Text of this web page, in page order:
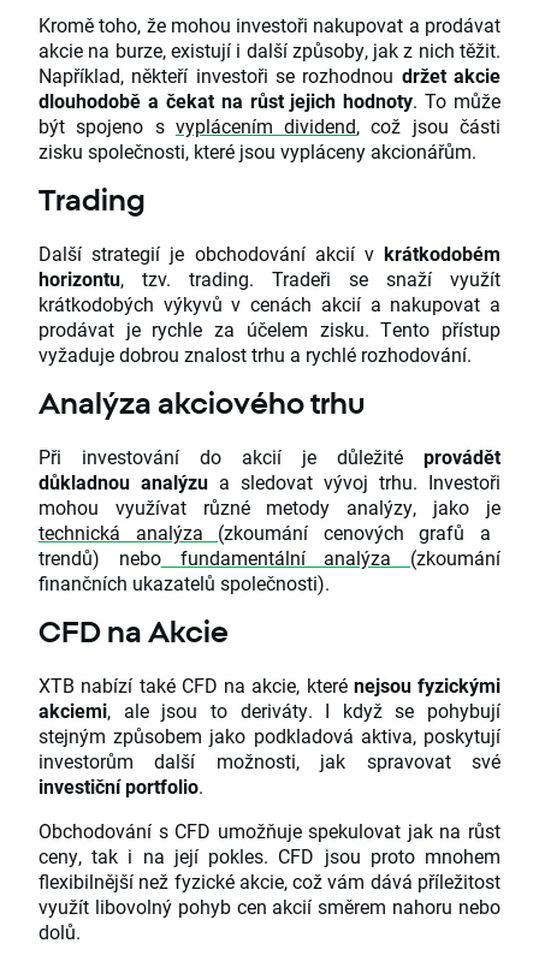
Kromě toho, že mohou investoři nakupovat a prodávat
akcie na burze, existují i další způsoby, jak z nich těžit.
Například, někteří investoři se rozhodnou držet akcie
dlouhodobě a čekat na růst jejich hodnoty. To může
být spojeno s vyplácením dividend, což jsou části
zisku společnosti, které jsou vypláceny akcionářům.
Trading
Další strategií je obchodování akcií v krátkodobém
horizontu, tzv. trading. Tradeři se snaží využít
krátkodobých výkyvů v cenách akcií a nakupovat a
prodávat je rychle za účelem zisku. Tento přístup
vyžaduje dobrou znalost trhu a rychlé rozhodování.
Analýza akciového trhu
Při investování do akcií je důležité provádět
důkladnou analýzu a sledovat vývoj trhu. Investoři
mohou využívat různé metody analýzy, jako je
technická analýza (zkoumání cenových grafů a
trendů) nebofundamentální analýza (zkoumání
finančních ukazatelů společnosti).
CFD na Akcie
XTB nabízí také CFD na akcie, které nejsou fyzickými
akciemi, ale jsou to deriváty. I když se pohybují
stejným způsobem jako podkladová aktiva, poskytují
investorům další možnosti, jak spravovat své
investiční portfolio.
Obchodování s CFD umožňuje spekulovat jak na růst
ceny, tak i na její pokles. CFD jsou proto mnohem
flexibilnější než fyzické akcie, což vám dává příležitost
využít libovolný pohyb cen akcií směrem nahoru nebo
dolů.